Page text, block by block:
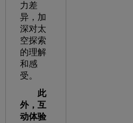
力差
异，加
深对太
空探索
的理解
和感
受。
此
外，互
动体验